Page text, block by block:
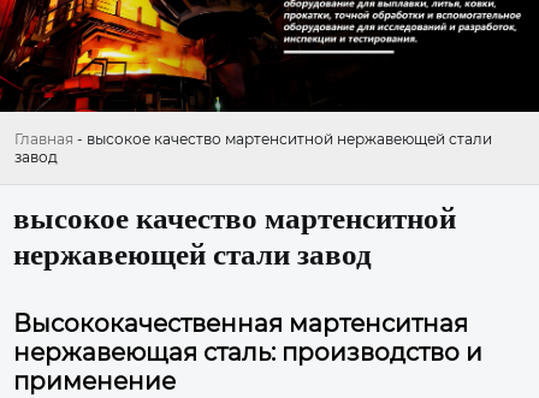
Главная - высокое качество мартенситной нержавеющей стали
завод
высокое качество мартенситной
нержавеющей стали завод
Высококачественная мартенситная
нержавеющая сталь: производство и
применение